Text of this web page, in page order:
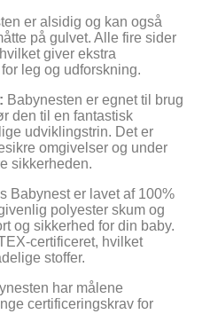
er alsidig og kan også
på gulvet. Alle fire sider
giver ekstra
leg og udforskning.
Babynesten er egnet til brug
den til en fantastisk
udviklingstrin. Det er
omgivelser og under
sikkerheden.
Babynest er lavet af 100%
polyester skum og
og sikkerhed for din baby.
certificeret, hvilket
stoffer.
har målene
certificeringskrav for